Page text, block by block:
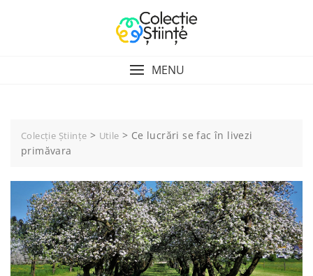
MENU
Colecție Științe > Utile > Ce lucrări se fac în livezi
primăvara